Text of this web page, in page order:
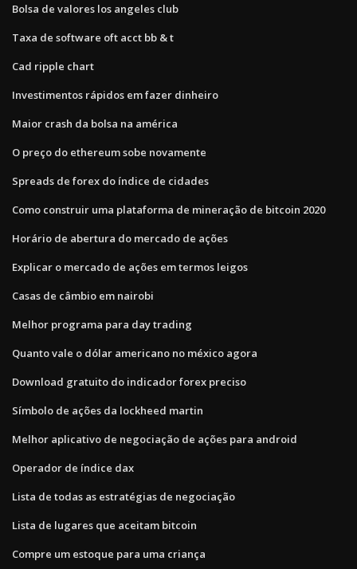
Bolsa de valores los angeles club
Taxa de software oft acct bb & t
Cad ripple chart
Investimentos rápidos em fazer dinheiro
Maior crash da bolsa na américa
O preço do ethereum sobe novamente
Spreads de forex do índice de cidades
Como construir uma plataforma de mineração de bitcoin 2020
Horário de abertura do mercado de ações
Explicar o mercado de ações em termos leigos
Casas de câmbio em nairobi
Melhor programa para day trading
Quanto vale o dólar americano no méxico agora
Download gratuito do indicador forex preciso
Símbolo de ações da lockheed martin
Melhor aplicativo de negociação de ações para android
Operador de índice dax
Lista de todas as estratégias de negociação
Lista de lugares que aceitam bitcoin
Compre um estoque para uma criança